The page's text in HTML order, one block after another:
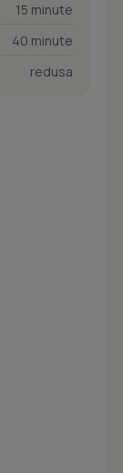
15 minute
40 minute
redusa